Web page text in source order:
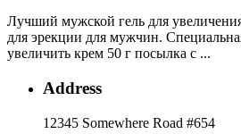
Лучший мужской гель для
для эрекции для мужчин.
увеличить крем 50 г посылка с ...
Address
12345 Somewhere Road #654